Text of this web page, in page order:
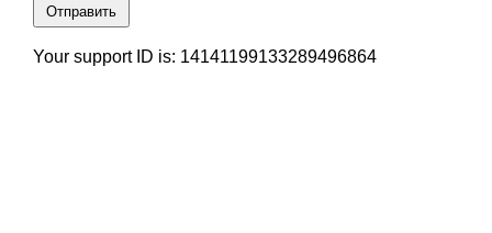
Отправить
Your support ID is: 14141199133289496864